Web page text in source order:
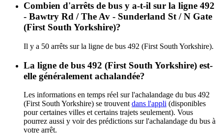
Combien d'arrêts de bus y a-t-il sur la ligne 492
- Bawtry Rd / The Av - Sunderland St / N Gate
(First South Yorkshire)?
Il y a 50 arrêts sur la ligne de bus 492 (First South Yorkshire).
La ligne de bus 492 (First South Yorkshire) est-
elle généralement achalandée?
Les informations en temps réel sur l'achalandage du bus 492
(First South Yorkshire) se trouvent dans l'appli (disponibles
pour certaines villes et certains trajets seulement). Vous
pourrez aussi y voir des prédictions sur l'achalandage du bus à
votre arrêt.